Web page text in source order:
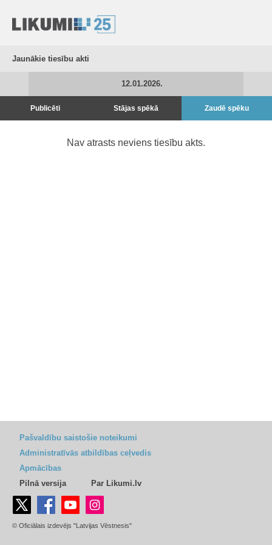
Jaunākie tiesību akti
12.01.2026.
Publicēti Stājas spēkā Zaudē spēku
Nav atrasts neviens tiesību akts.
Pašvaldību saistošie noteikumi
Administratīvās atbildības ceļvedis
Apmācības
Pilnā versija
Par Likumi.lv
© Oficiālais izdevējs "Latvijas Vēstnesis"